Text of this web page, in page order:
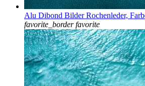
Alu Dibond Bilder Rochenleder,
favorite_border favorite